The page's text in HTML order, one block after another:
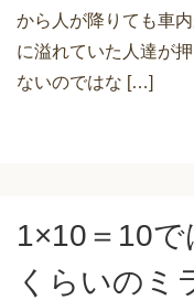
から人が降りても車
に溢れていた人達が
ないのではな […]
1×10＝10
くらいのミ